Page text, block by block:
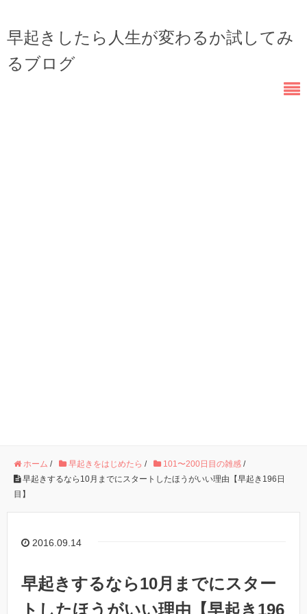
早起きしたら人生が変わるか試してみ
るブログ
ホーム / 早起きをはじめたら / 101〜200日目の雑感 /
早起きするなら10月までにスタートしたほうがいい理由【早起き196日
目】
2016.09.14
早起きするなら10月までにスター
トしたほうがいい理由【早起き196